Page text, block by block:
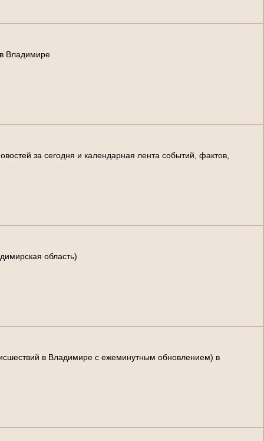
Владимире
за сегодня и календарная лента событий, фактов,
область)
в Владимире с ежеминутным обновлением) в